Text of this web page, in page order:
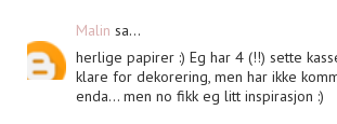
Malin sa...
herlige papirer :) Eg har 4 (!!) sette
klare for dekorering, men har ikke
enda... men no fikk eg litt inspirasjon :)